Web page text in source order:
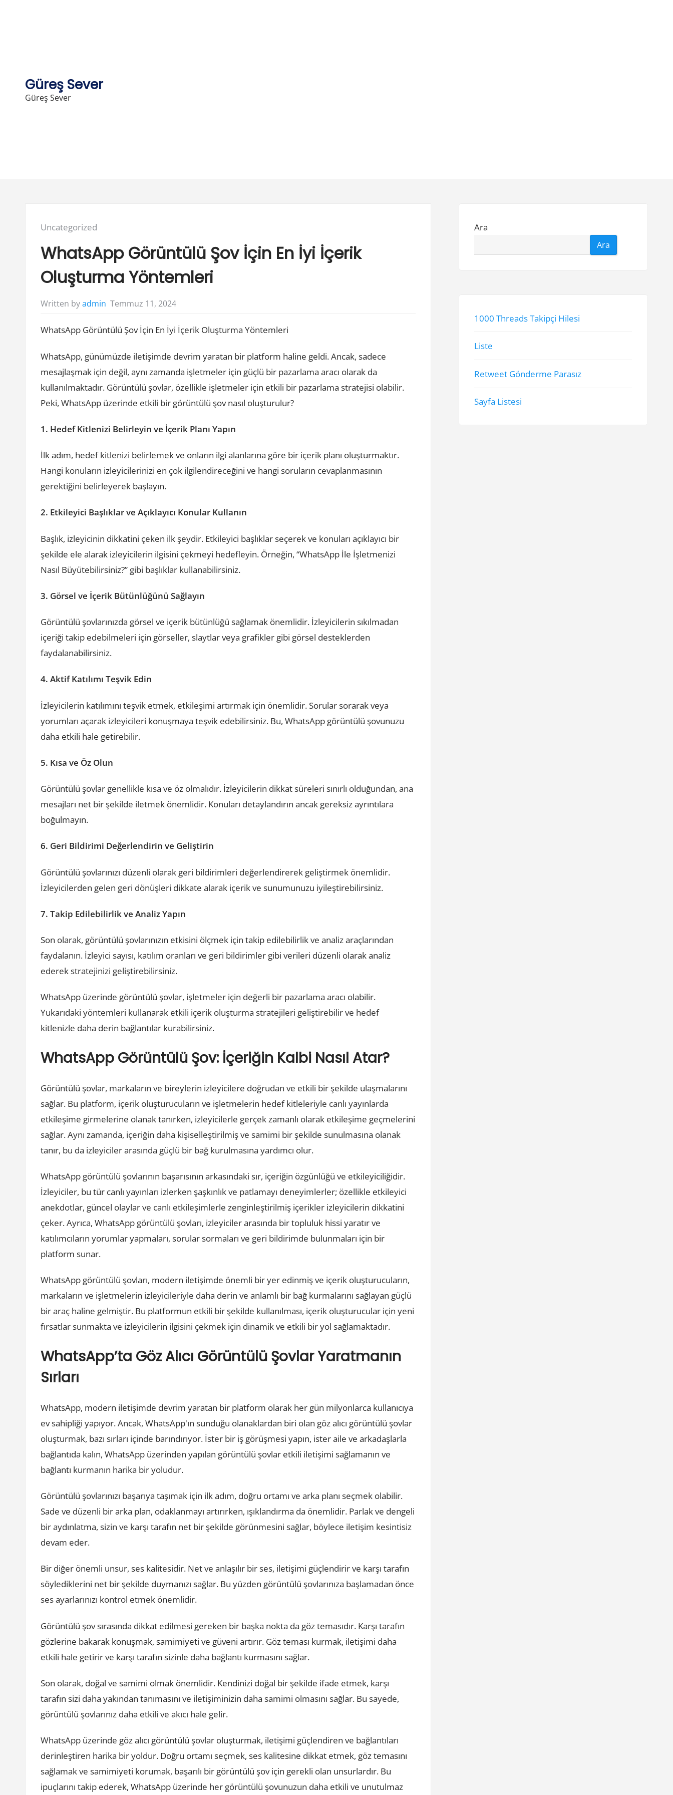
Güreş Sever
Güreş Sever
Posted
Uncategorized
WhatsApp Görüntülü Şov İçin En İyi İçerik
Oluşturma Yöntemleri
Written byadmin Temmuz 11, 2024
WhatsApp Görüntülü Şov İçin En İyi İçerik Oluşturma Yöntemleri
WhatsApp, günümüzde iletişimde devrim yaratan bir platform haline geldi. Ancak, sadece
mesajlaşmak için değil, aynı zamanda işletmeler için güçlü bir pazarlama aracı olarak da
kullanılmaktadır. Görüntülü şovlar, özellikle işletmeler için etkili bir pazarlama stratejisi olabilir.
Peki, WhatsApp üzerinde etkili bir görüntülü şov nasıl oluşturulur?
1. Hedef Kitlenizi Belirleyin ve İçerik Planı Yapın
İlk adım, hedef kitlenizi belirlemek ve onların ilgi alanlarına göre bir içerik planı oluşturmaktır.
Hangi konuların izleyicilerinizi en çok ilgilendireceğini ve hangi soruların cevaplanmasının
gerektiğini belirleyerek başlayın.
2. Etkileyici Başlıklar ve Açıklayıcı Konular Kullanın
Başlık, izleyicinin dikkatini çeken ilk şeydir. Etkileyici başlıklar seçerek ve konuları açıklayıcı bir
şekilde ele alarak izleyicilerin ilgisini çekmeyi hedefleyin. Örneğin, “WhatsApp İle İşletmenizi
Nasıl Büyütebilirsiniz?” gibi başlıklar kullanabilirsiniz.
3. Görsel ve İçerik Bütünlüğünü Sağlayın
Görüntülü şovlarınızda görsel ve içerik bütünlüğü sağlamak önemlidir. İzleyicilerin sıkılmadan
içeriği takip edebilmeleri için görseller, slaytlar veya grafikler gibi görsel desteklerden
faydalanabilirsiniz.
4. Aktif Katılımı Teşvik Edin
İzleyicilerin katılımını teşvik etmek, etkileşimi artırmak için önemlidir. Sorular sorarak veya
yorumları açarak izleyicileri konuşmaya teşvik edebilirsiniz. Bu, WhatsApp görüntülü şovunuzu
daha etkili hale getirebilir.
5. Kısa ve Öz Olun
Görüntülü şovlar genellikle kısa ve öz olmalıdır. İzleyicilerin dikkat süreleri sınırlı olduğundan, ana
mesajları net bir şekilde iletmek önemlidir. Konuları detaylandırın ancak gereksiz ayrıntılara
boğulmayın.
6. Geri Bildirimi Değerlendirin ve Geliştirin
Görüntülü şovlarınızı düzenli olarak geri bildirimleri değerlendirerek geliştirmek önemlidir.
İzleyicilerden gelen geri dönüşleri dikkate alarak içerik ve sunumunuzu iyileştirebilirsiniz.
7. Takip Edilebilirlik ve Analiz Yapın
Son olarak, görüntülü şovlarınızın etkisini ölçmek için takip edilebilirlik ve analiz araçlarından
faydalanın. İzleyici sayısı, katılım oranları ve geri bildirimler gibi verileri düzenli olarak analiz
ederek stratejinizi geliştirebilirsiniz.
WhatsApp üzerinde görüntülü şovlar, işletmeler için değerli bir pazarlama aracı olabilir.
Yukarıdaki yöntemleri kullanarak etkili içerik oluşturma stratejileri geliştirebilir ve hedef
kitlenizle daha derin bağlantılar kurabilirsiniz.
WhatsApp Görüntülü Şov: İçeriğin Kalbi Nasıl Atar?
Görüntülü şovlar, markaların ve bireylerin izleyicilere doğrudan ve etkili bir şekilde ulaşmalarını
sağlar. Bu platform, içerik oluşturucuların ve işletmelerin hedef kitleleriyle canlı yayınlarda
etkileşime girmelerine olanak tanırken, izleyicilerle gerçek zamanlı olarak etkileşime geçmelerini
sağlar. Aynı zamanda, içeriğin daha kişiselleştirilmiş ve samimi bir şekilde sunulmasına olanak
tanır, bu da izleyiciler arasında güçlü bir bağ kurulmasına yardımcı olur.
WhatsApp görüntülü şovlarının başarısının arkasındaki sır, içeriğin özgünlüğü ve etkileyiciliğidir.
İzleyiciler, bu tür canlı yayınları izlerken şaşkınlık ve patlamayı deneyimlerler; özellikle etkileyici
anekdotlar, güncel olaylar ve canlı etkileşimlerle zenginleştirilmiş içerikler izleyicilerin dikkatini
çeker. Ayrıca, WhatsApp görüntülü şovları, izleyiciler arasında bir topluluk hissi yaratır ve
katılımcıların yorumlar yapmaları, sorular sormaları ve geri bildirimde bulunmaları için bir
platform sunar.
WhatsApp görüntülü şovları, modern iletişimde önemli bir yer edinmiş ve içerik oluşturucuların,
markaların ve işletmelerin izleyicileriyle daha derin ve anlamlı bir bağ kurmalarını sağlayan güçlü
bir araç haline gelmiştir. Bu platformun etkili bir şekilde kullanılması, içerik oluşturucular için yeni
fırsatlar sunmakta ve izleyicilerin ilgisini çekmek için dinamik ve etkili bir yol sağlamaktadır.
WhatsApp’ta Göz Alıcı Görüntülü Şovlar Yaratmanın
Sırları
WhatsApp, modern iletişimde devrim yaratan bir platform olarak her gün milyonlarca kullanıcıya
ev sahipliği yapıyor. Ancak, WhatsApp'ın sunduğu olanaklardan biri olan göz alıcı görüntülü şovlar
oluşturmak, bazı sırları içinde barındırıyor. İster bir iş görüşmesi yapın, ister aile ve arkadaşlarla
bağlantıda kalın, WhatsApp üzerinden yapılan görüntülü şovlar etkili iletişimi sağlamanın ve
bağlantı kurmanın harika bir yoludur.
Görüntülü şovlarınızı başarıya taşımak için ilk adım, doğru ortamı ve arka planı seçmek olabilir.
Sade ve düzenli bir arka plan, odaklanmayı artırırken, ışıklandırma da önemlidir. Parlak ve dengeli
bir aydınlatma, sizin ve karşı tarafın net bir şekilde görünmesini sağlar, böylece iletişim kesintisiz
devam eder.
Bir diğer önemli unsur, ses kalitesidir. Net ve anlaşılır bir ses, iletişimi güçlendirir ve karşı tarafın
söylediklerini net bir şekilde duymanızı sağlar. Bu yüzden görüntülü şovlarınıza başlamadan önce
ses ayarlarınızı kontrol etmek önemlidir.
Görüntülü şov sırasında dikkat edilmesi gereken bir başka nokta da göz temasıdır. Karşı tarafın
gözlerine bakarak konuşmak, samimiyeti ve güveni artırır. Göz teması kurmak, iletişimi daha
etkili hale getirir ve karşı tarafın sizinle daha bağlantı kurmasını sağlar.
Son olarak, doğal ve samimi olmak önemlidir. Kendinizi doğal bir şekilde ifade etmek, karşı
tarafın sizi daha yakından tanımasını ve iletişiminizin daha samimi olmasını sağlar. Bu sayede,
görüntülü şovlarınız daha etkili ve akıcı hale gelir.
WhatsApp üzerinde göz alıcı görüntülü şovlar oluşturmak, iletişimi güçlendiren ve bağlantıları
derinleştiren harika bir yoldur. Doğru ortamı seçmek, ses kalitesine dikkat etmek, göz temasını
sağlamak ve samimiyeti korumak, başarılı bir görüntülü şov için gerekli olan unsurlardır. Bu
ipuçlarını takip ederek, WhatsApp üzerinde her görüntülü şovunuzun daha etkili ve unutulmaz
Ara
Ara
1000 Threads Takipçi Hilesi
Liste
Retweet Gönderme Parasız
Sayfa Listesi